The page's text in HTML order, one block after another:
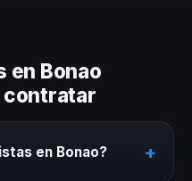
en Bonao
contratar
en Bonao? +